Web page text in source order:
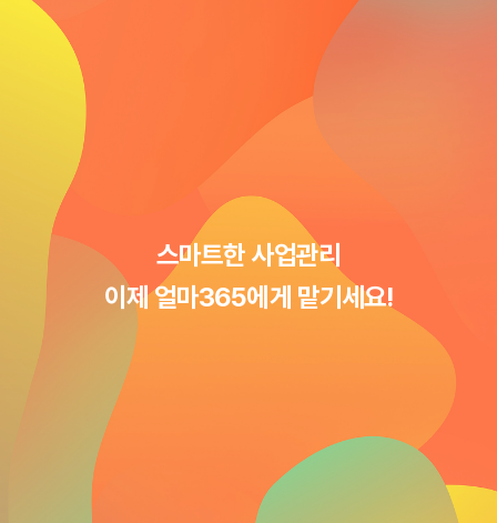
스마트한 사업관리
이제 얼마365에게 맡기세요!